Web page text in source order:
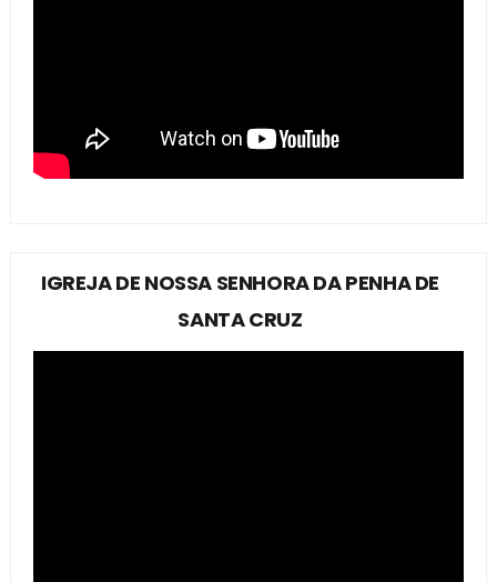
IGREJA DE NOSSA SENHORA DA PENHA DE
SANTA CRUZ